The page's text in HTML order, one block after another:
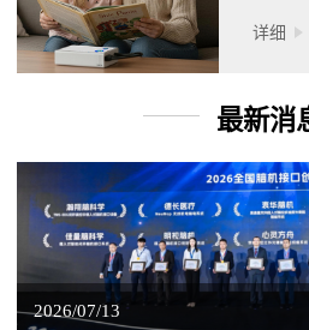
详细
最新消
2026/07/13